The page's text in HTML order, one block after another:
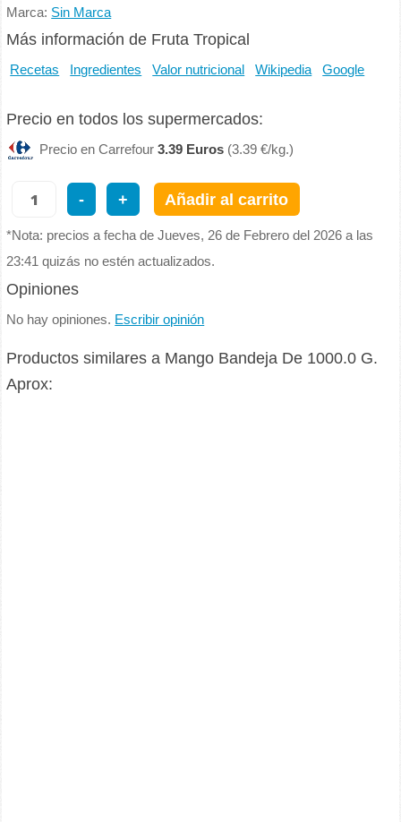
Marca: Sin Marca
Más información de Fruta Tropical
Recetas Ingredientes Valor nutricional Wikipedia Google
Precio en todos los supermercados:
Precio en Carrefour3.39 Euros (3.39 €/kg.)
- + Añadir al carrito
*Nota: precios a fecha de Jueves, 26 de Febrero del 2026 a las
23:41 quizás no estén actualizados.
Opiniones
No hay opiniones. Escribir opinión
Productos similares a Mango Bandeja De 1000.0 G.
Aprox: